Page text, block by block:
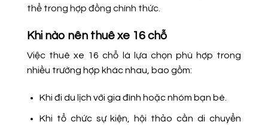
thể trong hợp đồng chính thức.
Khi nào nên thuê xe 16 chỗ
Việc thuê xe 16 chỗ là lựa chọn phù hợp trong
nhiều trường hợp khác nhau, bao gồm:
Khi đi du lịch với gia đình hoặc nhóm bạn bè.
Khi tổ chức sự kiện, hội thảo cần di chuyển